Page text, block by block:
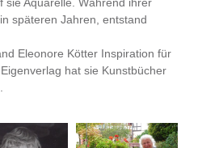
späteren Jahren, entstand
Eleonore Kötter Inspiration für
hat sie Kunstbücher